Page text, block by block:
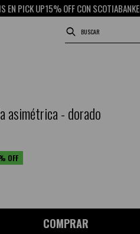
UP15% OFF CON SCOTIABANK
asimétrica - dorado
COMPRAR